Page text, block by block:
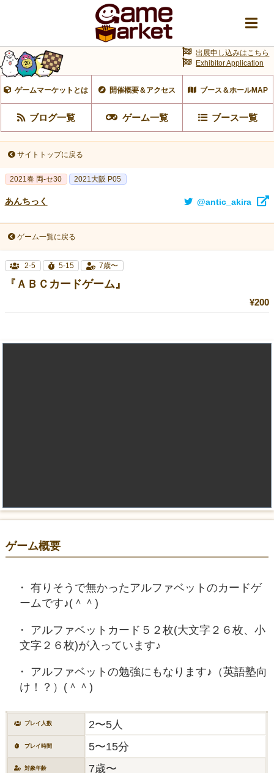
ゲームマーケットとは 開催概要＆アクセス ブース＆ホールMAP
ブログ一覧 ゲーム一覧 ブース一覧
出展申し込みはこちら
Exhibitor Application
サイトトップに戻る
2021春 両-セ30 2021大阪 P05
あんちっく @antic_akira
ゲーム一覧に戻る
2-5 5-15 7歳〜
『ＡＢＣカードゲーム』
¥200
ゲーム概要
有りそうで無かったアルファベットのカードゲ
ームです♪(＾＾)
アルファベットカード５２枚(大文字２６枚、小
文字２６枚)が入っています♪
アルファベットの勉強にもなります♪（英語塾向
け！？）(＾＾)
プレイ人数 2〜5人
プレイ時間 5〜15分
対象年齢 7歳〜